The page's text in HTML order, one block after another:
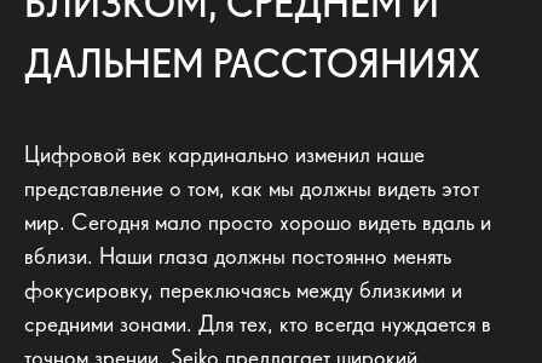
ДАЛЬНЕМ РАССТОЯНИЯХ
Цифровой век кардинально изменил наше
представление о том, как мы должны видеть этот
мир. Сегодня мало просто хорошо видеть вдаль и
вблизи. Наши глаза должны постоянно менять
фокусировку, переключаясь между близкими и
средними зонами. Для тех, кто всегда нуждается в